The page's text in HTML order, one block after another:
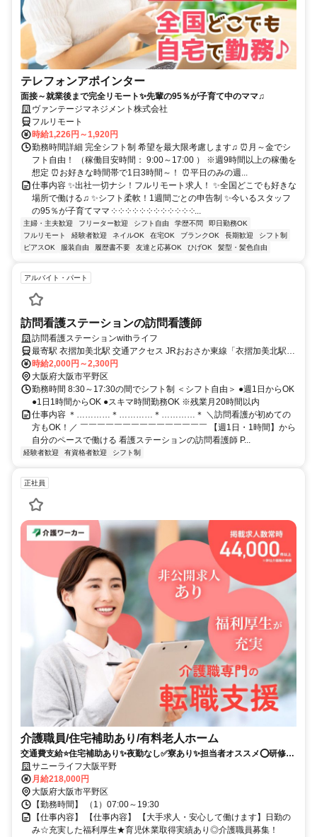
テレフォンアポインター
面接～就業後まで完全リモート✨先輩の95％が子育て中のママ♫
ヴァンテージマネジメント株式会社
フルリモート
時給1,226円～1,920円
勤務時間詳細 完全シフト制 希望を最大限考慮します♫ ⏰月～金でシ
フト自由！ （稼働目安時間： 9:00～17:00 ） ※週9時間以上の稼働を
想定 ⏰お好きな時間帯で1日3時間～！ ⏰平日のみの週...
仕事内容 ✨出社一切ナシ！フルリモート求人！ ✨全国どこでも好きな
場所で働ける♫ ✨シフト柔軟！1週間ごとの申告制 ✨今いるスタッフ
の95％が子育てママ ༶ ༶ ༶ ༶ ༶ ༶ ༶ ༶ ༶ ༶ ༶ ༶...
主婦・主夫歓迎 フリーター歓迎 シフト自由 学歴不問
即日勤務OK
フルリモート
経験者歓迎 ネイルOK 在宅OK ブランクOK 長期歓迎
シフト制
ピアスOK
服装自由 履歴書不要 友達と応募OK ひげOK 髪型・髪色自由
アルバイト・パート
訪問看護ステーションの訪問看護師
訪問看護ステーションwithライフ
最寄駅 衣摺加美北駅 交通アクセス JRおおさか東線「衣摺加美北駅」
より徒歩12分 →マイカー通勤応相談！
時給2,000円～2,300円
大阪府大阪市平野区
勤務時間 8:30～17:30の間でシフト制 ＜シフト自由＞ ●週1日からOK
●1日1時間からOK ●スキマ時間勤務OK ※残業月20時間以内
仕事内容 ＊…………＊…………＊…………＊ ＼訪問看護が初めての
方もOK！／ ￣￣￣￣￣￣￣￣￣￣￣￣￣￣￣ 【週1日・1時間】から
自分のペースで働ける 看護ステーションの訪問看護師 P...
経験者歓迎 有資格者歓迎 シフト制
正社員
介護職員/住宅補助あり/有料老人ホーム
交通費支給⭐️住宅補助あり✨夜勤なし✅️寮あり✨担当者オススメ⭕️研修支
援有✨経験者優遇
サニーライフ大阪平野
月給218,000円
大阪府大阪市平野区
【勤務時間】 （1）07:00～19:30
【仕事内容】 【仕事内容】 【大手求人・安心して働けます】日勤の
み☆充実した福利厚生★育児休業取得実績あり◎介護職員募集！